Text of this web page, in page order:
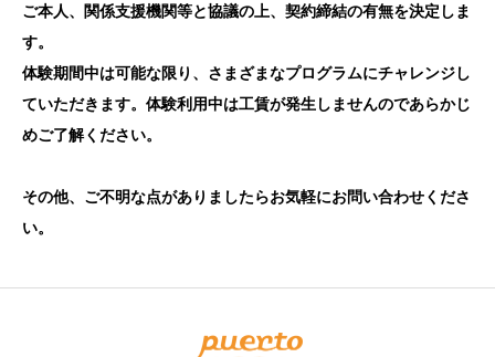
ご本人、関係支援機関等と協議の上、契約締結の有無を決定しま
す。
体験期間中は可能な限り、さまざまなプログラムにチャレンジし
ていただきます。体験利用中は工賃が発生しませんのであらかじ
めご了解ください。
その他、ご不明な点がありましたらお気軽にお問い合わせくださ
い。